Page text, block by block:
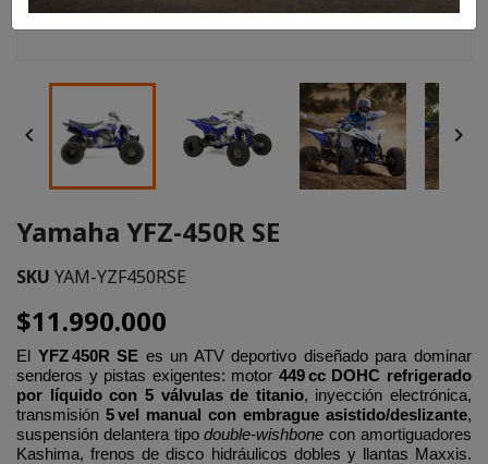
 
Yamaha YFZ-450R SE
SKU YAM-YZF450RSE
$11.990.000
El YFZ 450R SE es un ATV deportivo diseñado para dominar
senderos y pistas exigentes: motor 449 cc DOHC refrigerado
por líquido con 5 válvulas de titanio, inyección electrónica,
transmisión 5 vel manual con embrague asistido/deslizante,
suspensión delantera tipodouble‑wishbone con amortiguadores
Kashima, frenos de disco hidráulicos dobles y llantas Maxxis.